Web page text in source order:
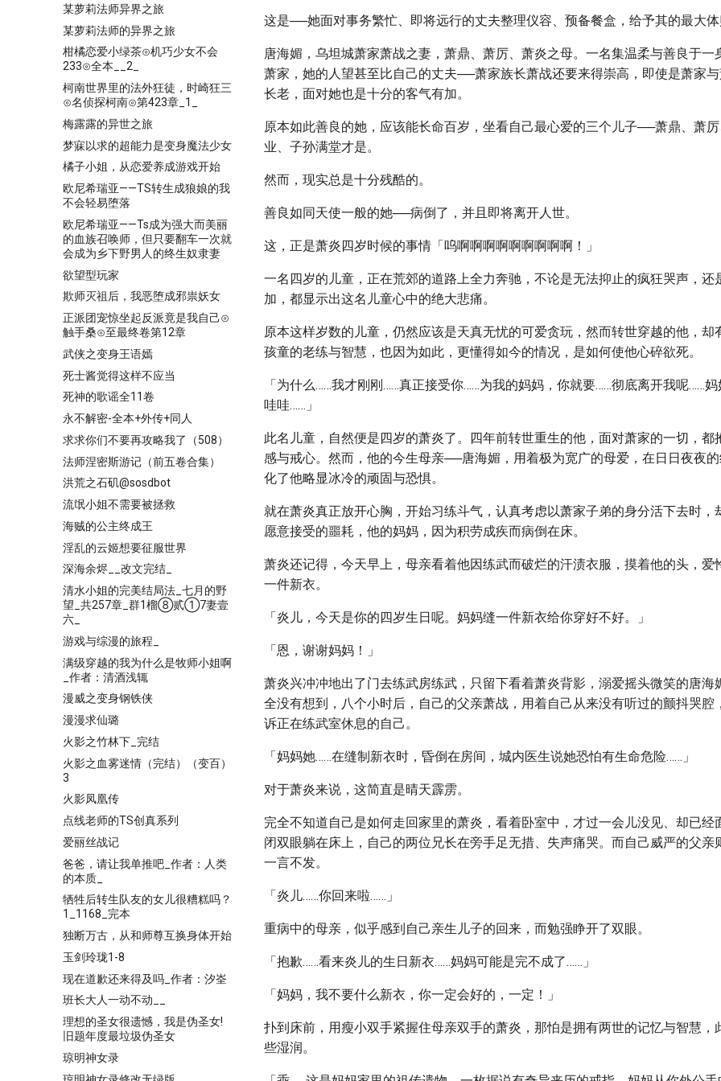
某萝莉法师异界之旅
某萝莉法师的异界之旅
柑橘恋爱小绿茶⊙机巧少女不会
233⊙全本__2_
柯南世界里的法外狂徒，时崎狂三
⊙名侦探柯南⊙第423章_1_
梅露露的异世之旅
梦寐以求的超能力是变身魔法少女
橘子小姐，从恋爱养成游戏开始
欧尼希瑞亚——TS转生成狼娘的我
不会轻易堕落
欧尼希瑞亚——Ts成为强大而美丽
的血族召唤师，但只要翻车一次就
会成为乡下野男人的终生奴隶妻
欲望型玩家
欺师灭祖后，我恶堕成邪祟妖女
正派团宠惊坐起反派竟是我自己⊙
触手桑⊙至最终卷第12章
武侠之变身王语嫣
死士酱觉得这样不应当
死神的歌谣全11卷
永不解密-全本+外传+同人
求求你们不要再攻略我了（508）
法师涅密斯游记（前五卷合集）
洪荒之石矶@sosdbot
流氓小姐不需要被拯救
海贼的公主终成王
淫乱的云姬想要征服世界
深海余烬__改文完结_
清水小姐的完美结局法_七月的野
望_共257章_群1榴⑧贰①7妻壹
六_
游戏与综漫的旅程_
满级穿越的我为什么是牧师小姐啊
_作者：清酒浅辄
漫威之变身钢铁侠
漫漫求仙璐
火影之竹林下_完结
火影之血雾迷情（完结）（变百）
3
火影凤凰传
点线老师的TS创真系列
爱丽丝战记
爸爸，请让我单推吧_作者：人类
的本质_
牺牲后转生队友的女儿很糟糕吗？
1_1168_完本
独断万古，从和师尊互换身体开始
玉剑玲珑1-8
现在道歉还来得及吗_作者：汐峑
班长大人一动不动__
理想的圣女很遗憾，我是伪圣女!
旧题年度最垃圾伪圣女
琼明神女录
这是──她面对事务繁忙、即将远行的丈夫整理仪容、预备餐盒，给予其的最大
唐海媚，乌坦城萧家萧战之妻，萧鼎、萧厉、萧炎之母。一名集温柔与善良于一
萧家，她的人望甚至比自己的丈夫──萧家族长萧战还要来得崇高，即使是萧家
长老，面对她也是十分的客气有加。
原本如此善良的她，应该能长命百岁，坐看自己最心爱的三个儿子──萧鼎、萧
业、子孙满堂才是。
然而，现实总是十分残酷的。
善良如同天使一般的她──病倒了，并且即将离开人世。
这，正是萧炎四岁时候的事情「呜啊啊啊啊啊啊啊啊啊！」
一名四岁的儿童，正在荒郊的道路上全力奔驰，不论是无法抑止的疯狂哭声，还
加，都显示出这名儿童心中的绝大悲痛。
原本这样岁数的儿童，仍然应该是天真无忧的可爱贪玩，然而转世穿越的他，却
孩童的老练与智慧，也因为如此，更懂得如今的情况，是如何使他心碎欲死。
「为什么……我才刚刚……真正接受你……为我的妈妈，你就要……彻底离开我呢……
哇哇……」
此名儿童，自然便是四岁的萧炎了。四年前转世重生的他，面对萧家的一切，都
感与戒心。然而，他的今生母亲──唐海媚，用着极为宽广的母爱，在日日夜夜
化了他略显冰冷的顽固与恐惧。
就在萧炎真正放开心胸，开始习练斗气，认真考虑以萧家子弟的身分活下去时，
愿意接受的噩耗，他的妈妈，因为积劳成疾而病倒在床。
萧炎还记得，今天早上，母亲看着他因练武而破烂的汗渍衣服，摸着他的头，爱
一件新衣。
「炎儿，今天是你的四岁生日呢。妈妈缝一件新衣给你穿好不好。」
「恩，谢谢妈妈！」
萧炎兴冲冲地出了门去练武房练武，只留下看着萧炎背影，溺爱摇头微笑的唐海
全没有想到，八个小时后，自己的父亲萧战，用着自己从来没有听过的颤抖哭腔
诉正在练武室休息的自己。
「妈妈她……在缝制新衣时，昏倒在房间，城内医生说她恐怕有生命危险……」
对于萧炎来说，这简直是晴天霹雳。
完全不知道自己是如何走回家里的萧炎，看着卧室中，才过一会儿没见、却已经
闭双眼躺在床上，自己的两位兄长在旁手足无措、失声痛哭。而自己威严的父亲
一言不发。
「炎儿……你回来啦……」
重病中的母亲，似乎感到自己亲生儿子的回来，而勉强睁开了双眼。
「抱歉……看来炎儿的生日新衣……妈妈可能是完不成了……」
「妈妈，我不要什么新衣，你一定会好的，一定！」
扑到床前，用瘦小双手紧握住母亲双手的萧炎，那怕是拥有两世的记忆与智慧，
些湿润。